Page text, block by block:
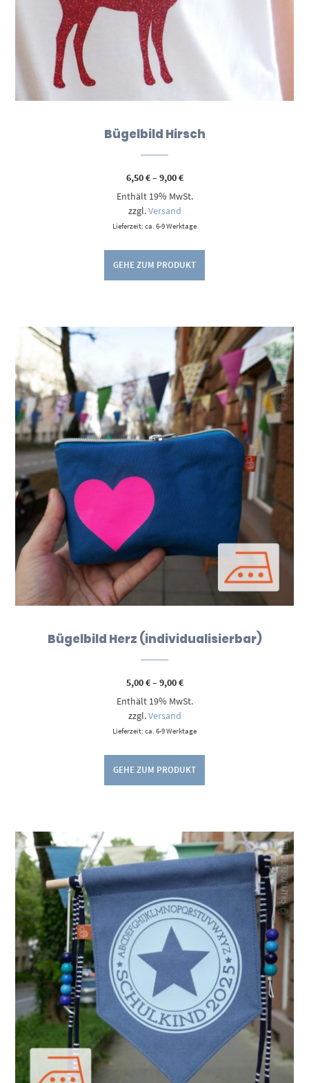
Bügelbild Hirsch
6,50€–9,00€Preisspanne:
bis
Enthält 19% MwSt.
zzgl.Versand
Lieferzeit: ca. 6-9 Werktage
GEHE ZUM PRODUKT
Bügelbild Herz (individualisierbar)
5,00€–9,00€Preisspanne:
bis
Enthält 19% MwSt.
zzgl.Versand
Lieferzeit: ca. 6-9 Werktage
GEHE ZUM PRODUKT